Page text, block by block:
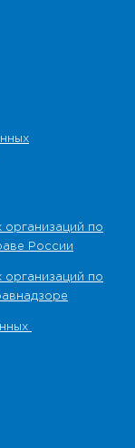
по
России
по